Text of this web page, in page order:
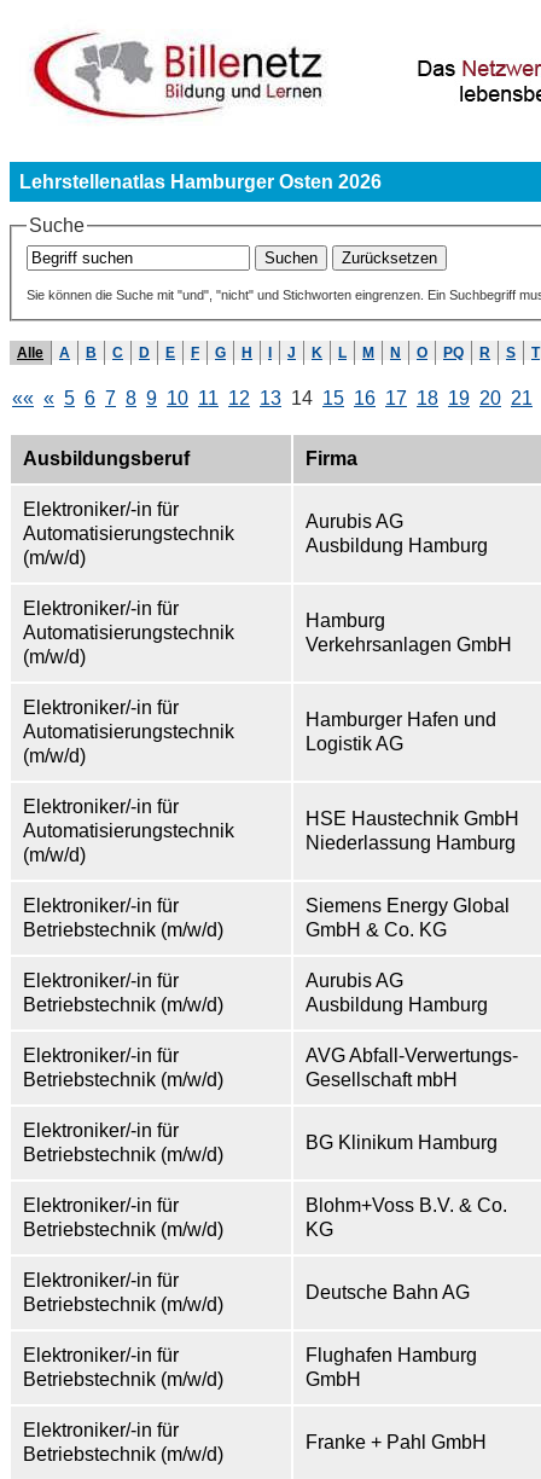
Lehrstellenatlas Hamburger Osten 2026
Suche
Sie können die Suche mit "und", "nicht" und Stichworten eingrenzen. Ein Suchbegriff
Alle A B C D E F G H J K L M N O PQ R S T
«« « 5 6 7 8 9 10 11 12 13 14 15 16 17 18 19 20 21
Ausbildungsberuf Firma
Elektroniker/-in für
Automatisierungstechnik
(m/w/d)
Aurubis AG
Ausbildung Hamburg
Elektroniker/-in für
Automatisierungstechnik
(m/w/d)
Hamburg
Verkehrsanlagen GmbH
Elektroniker/-in für
Automatisierungstechnik
(m/w/d)
Hamburger Hafen und
Logistik AG
Elektroniker/-in für
Automatisierungstechnik
(m/w/d)
HSE Haustechnik GmbH
Niederlassung Hamburg
Elektroniker/-in für
Betriebstechnik (m/w/d)
Siemens Energy Global
GmbH & Co. KG
Elektroniker/-in für
Betriebstechnik (m/w/d)
Aurubis AG
Ausbildung Hamburg
Elektroniker/-in für
Betriebstechnik (m/w/d)
AVG Abfall-Verwertungs-
Gesellschaft mbH
Elektroniker/-in für
Betriebstechnik (m/w/d)
BG Klinikum Hamburg
Elektroniker/-in für
Betriebstechnik (m/w/d)
Blohm+Voss B.V. & Co.
KG
Elektroniker/-in für
Betriebstechnik (m/w/d)
Deutsche Bahn AG
Elektroniker/-in für
Betriebstechnik (m/w/d)
Flughafen Hamburg
GmbH
Elektroniker/-in für
Betriebstechnik (m/w/d)
Franke + Pahl GmbH